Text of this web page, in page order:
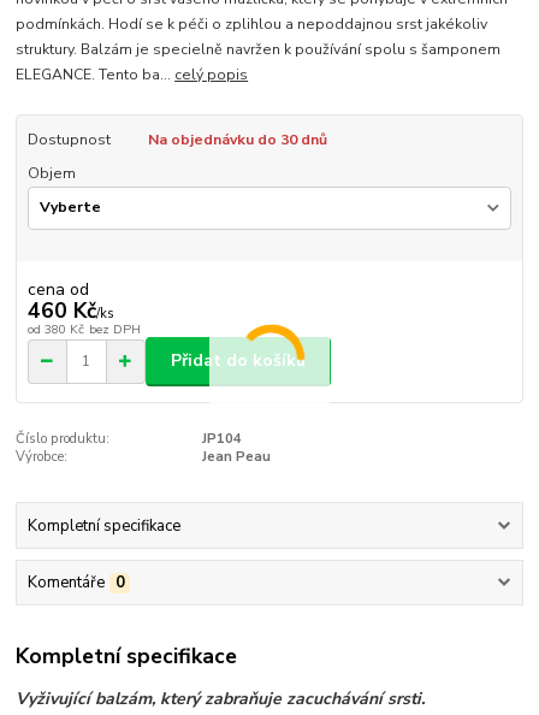
podmínkách. Hodí se k péči o zplihlou a nepoddajnou srst jakékoliv
struktury. Balzám je specielně navržen k používání spolu s šamponem
ELEGANCE. Tento ba... celý popis
Dostupnost
Na objednávku do 30 dnů
Objem
cena od
460 Kč/ks
od 380 Kč bez DPH
Přidat do košíku
Číslo produktu:
JP104
Výrobce:
Jean Peau
Kompletní specifikace
Komentáře 0
Kompletní specifikace
Vyživující balzám, který zabraňuje zacuchávání srsti.